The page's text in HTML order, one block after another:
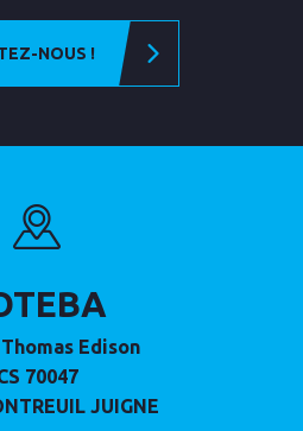
NOUS !
Edison
70047
JUIGNE